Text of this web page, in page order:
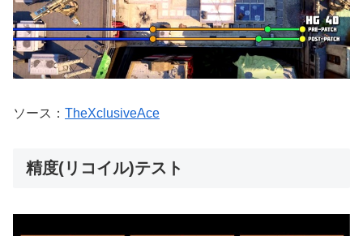
ソース： TheXclusiveAce
精度(リコイル)テスト